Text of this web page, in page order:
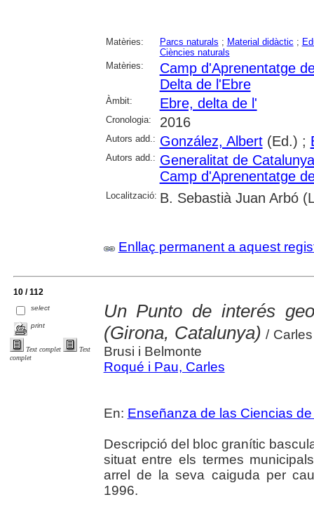
Matèries: Parcs naturals ; Material didàctic ;
Ciències naturals
Matèries:
Camp d'Aprenentatge
Delta de l'Ebre
Àmbit: Ebre, delta de l'
Cronologia: 2016
Autors add.: González, Albert(Ed.) ;
Autors add.: Generalitat de Catalunya
Camp d'Aprenentatge
Localització: B. Sebastià Juan Arbó
Enllaç permanent a aquest
10 / 112
select
print
Text complet
Text
complet
Un Punto de interés
(Girona, Catalunya) /
Brusi i Belmonte
Roqué i Pau, Carles
En: Enseñanza de las Ciencias de
Descripció del bloc granític
situat entre els termes
arrel de la seva caiguda per
1996.